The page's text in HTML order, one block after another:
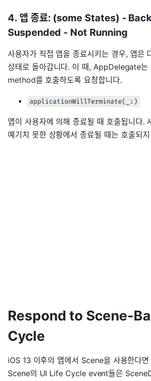
4. 앱 종료: (some States) -
Suspended - Not Running
사용자가 직접 앱을 종료시키는 경우, 앱은
상태로 돌아갑니다. 이 때, AppDelegate는
method를 호출하도록 요청합니다.
applicationWillTerminate(_:)
앱이 사용자에 의해 종료될 때 호출됩니다.
예기치 못한 상황에서 종료될 때는 호출되
Respond to Scene-
Cycle
iOS 13 이후의 앱에서 Scene을 사용한다면
Scene의 UI Life Cycle event들은